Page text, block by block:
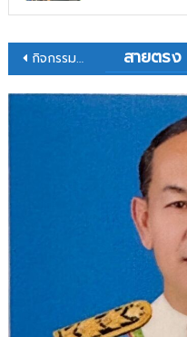
กิจกรรมตักบาตรเช้าเข้า@โรงเรียนโพนสวางพิทยาคม สายตรง